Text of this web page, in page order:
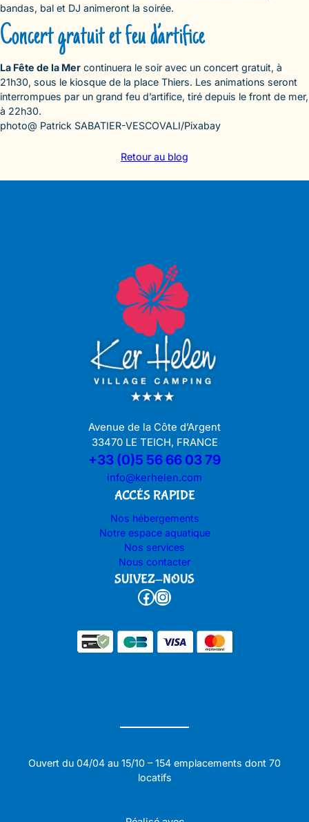
bandas, bal et DJ animeront la soirée.
Concert gratuit et feu d’artifice
La Fête de la Mer continuera le soir avec un concert gratuit, à
21h30, sous le kiosque de la place Thiers. Les animations seront
interrompues par un grand feu d’artifice, tiré depuis le front de mer,
à 22h30.
photo@ Patrick SABATIER-VESCOVALI/Pixabay
Retour au blog
Avenue de la Côte d’Argent
33470 LE TEICH, FRANCE
+33 (0)5 56 66 03 79
info@kerhelen.com
ACCÉS RAPIDE
Nos hébergements
Notre espace aquatique
Nos services
Nous contacter
SUIVEZ-NOUS
Facebook Instagram
Ouvert du 04/04 au 15/10 – 154 emplacements dont 70
locatifs